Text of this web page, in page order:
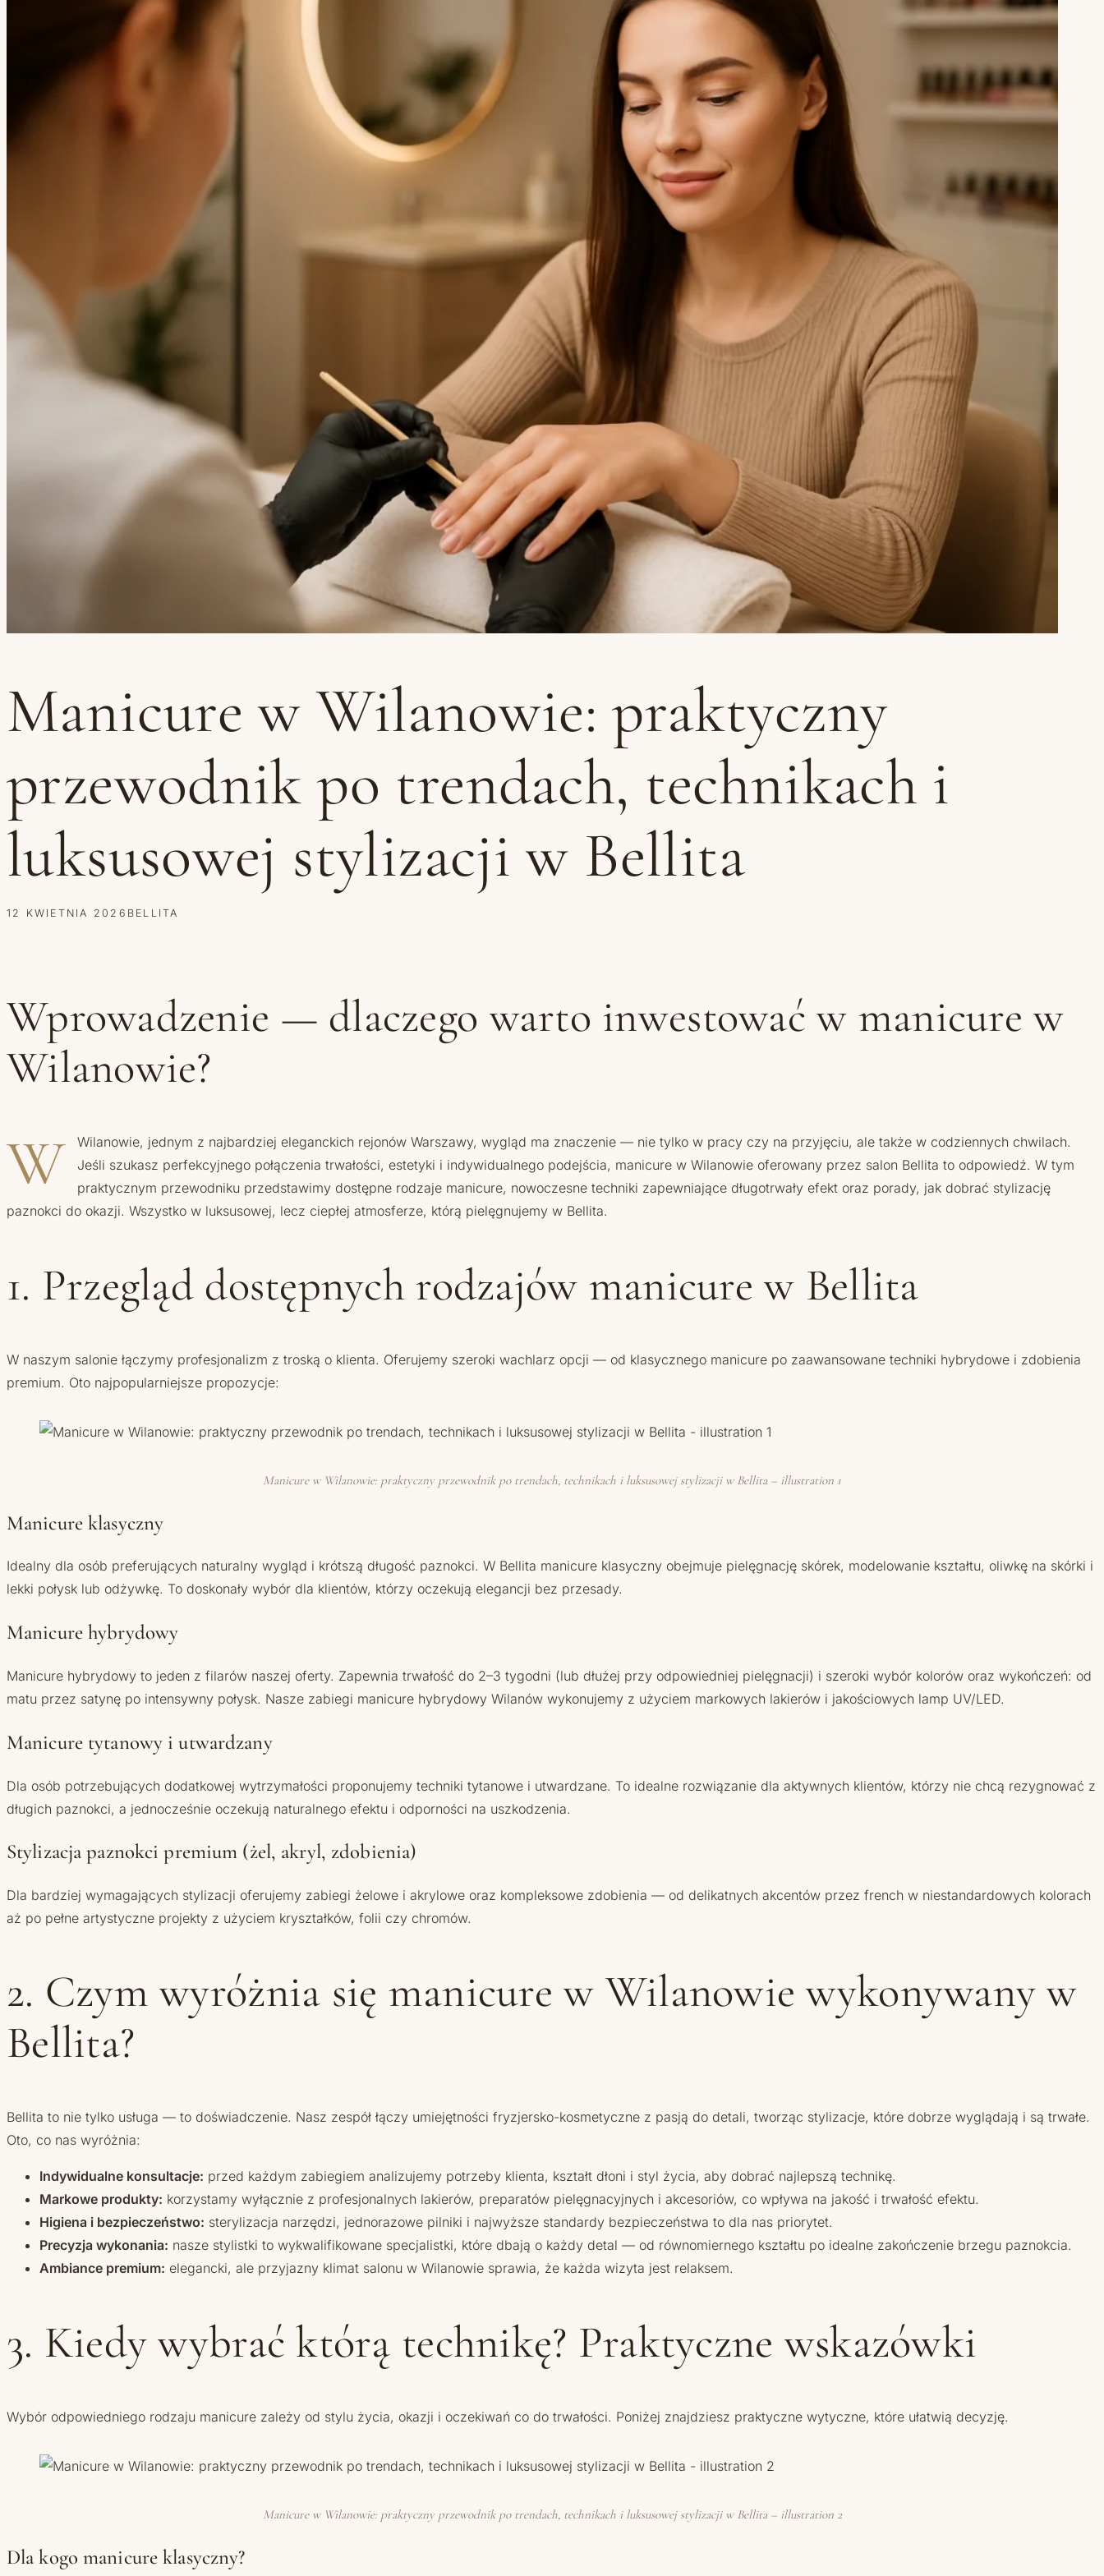
Manicure w Wilanowie: praktyczny
przewodnik po trendach, technikach i
luksusowej stylizacji w Bellita
12 KWIETNIA 2026 BELLITA
Wprowadzenie — dlaczego warto inwestować w manicure w
Wilanowie?
W
Wilanowie, jednym z najbardziej eleganckich rejonów Warszawy, wygląd ma znaczenie — nie tylko w pracy czy na przyjęciu, ale także w codziennych chwilach.
Jeśli szukasz perfekcyjnego połączenia trwałości, estetyki i indywidualnego podejścia, manicure w Wilanowie oferowany przez salon Bellita to odpowiedź. W tym
praktycznym przewodniku przedstawimy dostępne rodzaje manicure, nowoczesne techniki zapewniające długotrwały efekt oraz porady, jak dobrać stylizację
paznokci do okazji. Wszystko w luksusowej, lecz ciepłej atmosferze, którą pielęgnujemy w Bellita.
1. Przegląd dostępnych rodzajów manicure w Bellita
W naszym salonie łączymy profesjonalizm z troską o klienta. Oferujemy szeroki wachlarz opcji — od klasycznego manicure po zaawansowane techniki hybrydowe i zdobienia
premium. Oto najpopularniejsze propozycje:
Manicure w Wilanowie: praktyczny przewodnik po trendach, technikach i luksusowej stylizacji w Bellita – illustration 1
Manicure klasyczny
Idealny dla osób preferujących naturalny wygląd i krótszą długość paznokci. W Bellita manicure klasyczny obejmuje pielęgnację skórek, modelowanie kształtu, oliwkę na skórki i
lekki połysk lub odżywkę. To doskonały wybór dla klientów, którzy oczekują elegancji bez przesady.
Manicure hybrydowy
Manicure hybrydowy to jeden z filarów naszej oferty. Zapewnia trwałość do 2–3 tygodni (lub dłużej przy odpowiedniej pielęgnacji) i szeroki wybór kolorów oraz wykończeń: od
matu przez satynę po intensywny połysk. Nasze zabiegi manicure hybrydowy Wilanów wykonujemy z użyciem markowych lakierów i jakościowych lamp UV/LED.
Manicure tytanowy i utwardzany
Dla osób potrzebujących dodatkowej wytrzymałości proponujemy techniki tytanowe i utwardzane. To idealne rozwiązanie dla aktywnych klientów, którzy nie chcą rezygnować z
długich paznokci, a jednocześnie oczekują naturalnego efektu i odporności na uszkodzenia.
Stylizacja paznokci premium (żel, akryl, zdobienia)
Dla bardziej wymagających stylizacji oferujemy zabiegi żelowe i akrylowe oraz kompleksowe zdobienia — od delikatnych akcentów przez french w niestandardowych kolorach
aż po pełne artystyczne projekty z użyciem kryształków, folii czy chromów.
2. Czym wyróżnia się manicure w Wilanowie wykonywany w
Bellita?
Bellita to nie tylko usługa — to doświadczenie. Nasz zespół łączy umiejętności fryzjersko-kosmetyczne z pasją do detali, tworząc stylizacje, które dobrze wyglądają i są trwałe.
Oto, co nas wyróżnia:
Indywidualne konsultacje: przed każdym zabiegiem analizujemy potrzeby klienta, kształt dłoni i styl życia, aby dobrać najlepszą technikę.
Markowe produkty: korzystamy wyłącznie z profesjonalnych lakierów, preparatów pielęgnacyjnych i akcesoriów, co wpływa na jakość i trwałość efektu.
Higiena i bezpieczeństwo: sterylizacja narzędzi, jednorazowe pilniki i najwyższe standardy bezpieczeństwa to dla nas priorytet.
Precyzja wykonania: nasze stylistki to wykwalifikowane specjalistki, które dbają o każdy detal — od równomiernego kształtu po idealne zakończenie brzegu paznokcia.
Ambiance premium: elegancki, ale przyjazny klimat salonu w Wilanowie sprawia, że każda wizyta jest relaksem.
3. Kiedy wybrać którą technikę? Praktyczne wskazówki
Wybór odpowiedniego rodzaju manicure zależy od stylu życia, okazji i oczekiwań co do trwałości. Poniżej znajdziesz praktyczne wytyczne, które ułatwią decyzję.
Manicure w Wilanowie: praktyczny przewodnik po trendach, technikach i luksusowej stylizacji w Bellita – illustration 2
Dla kogo manicure klasyczny?